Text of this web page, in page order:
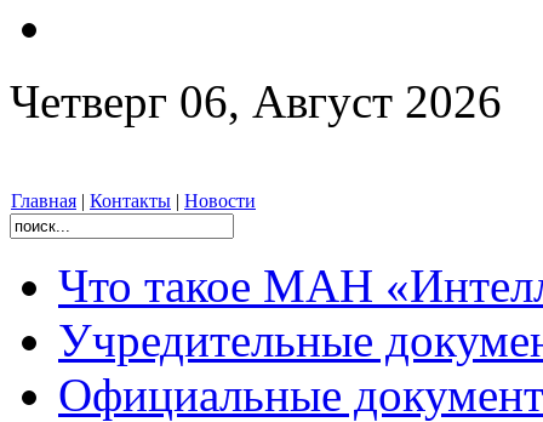
Четверг 06, Август 2026
Главная | Контакты | Новости
Что такое МАН
Учредительные
Официальные